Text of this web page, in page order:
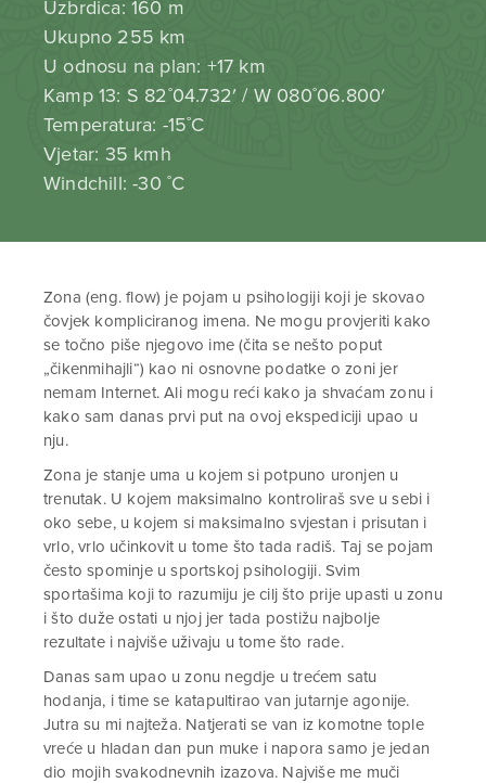
Uzbrdica: 160 m
Ukupno 255 km
U odnosu na plan: +17 km
Kamp 13: S 82˚04.732′ / W 080˚06.800′
Temperatura: -15˚C
Vjetar: 35 kmh
Windchill: -30 ˚C
Zona (eng. flow) je pojam u psihologiji koji je skovao
čovjek kompliciranog imena. Ne mogu provjeriti kako
se točno piše njegovo ime (čita se nešto poput
„čikenmihajli“) kao ni osnovne podatke o zoni jer
nemam Internet. Ali mogu reći kako ja shvaćam zonu i
kako sam danas prvi put na ovoj ekspediciji upao u
nju.
Zona je stanje uma u kojem si potpuno uronjen u
trenutak. U kojem maksimalno kontroliraš sve u sebi i
oko sebe, u kojem si maksimalno svjestan i prisutan i
vrlo, vrlo učinkovit u tome što tada radiš. Taj se pojam
često spominje u sportskoj psihologiji. Svim
sportašima koji to razumiju je cilj što prije upasti u zonu
i što duže ostati u njoj jer tada postižu najbolje
rezultate i najviše uživaju u tome što rade.
Danas sam upao u zonu negdje u trećem satu
hodanja, i time se katapultirao van jutarnje agonije.
Jutra su mi najteža. Natjerati se van iz komotne tople
vreće u hladan dan pun muke i napora samo je jedan
dio mojih svakodnevnih izazova. Najviše me muči